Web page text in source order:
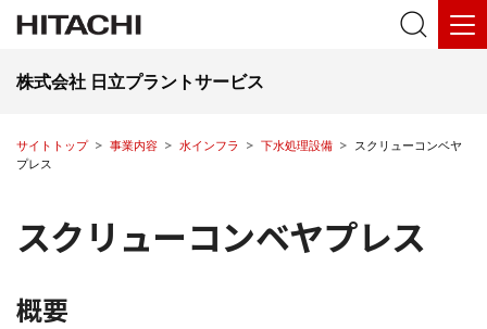
株式会社 日立プラントサービス
サイトトップ 事業内容 水インフラ 下水処理設備
スクリューコンベヤ
プレス
スクリューコンベヤプレス
概要